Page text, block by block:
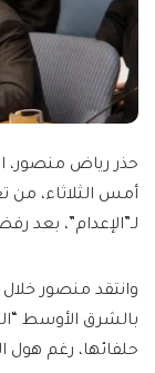
حذر رياض منصور،
أمس الثلاثاء،
لـ”الإعدام”، بعد
وانتقد منصور
بالشرق الأوسط
حلفائها، رغم هول